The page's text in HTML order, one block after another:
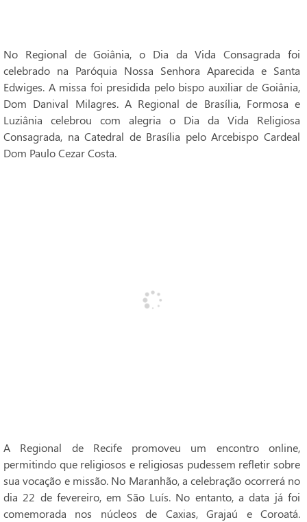
No Regional de Goiânia, o Dia da Vida Consagrada foi
celebrado na Paróquia Nossa Senhora Aparecida e Santa
Edwiges. A missa foi presidida pelo bispo auxiliar de Goiânia,
Dom Danival Milagres. A Regional de Brasília, Formosa e
Luziânia celebrou com alegria o Dia da Vida Religiosa
Consagrada, na Catedral de Brasília pelo Arcebispo Cardeal
Dom Paulo Cezar Costa.
A Regional de Recife promoveu um encontro online,
permitindo que religiosos e religiosas pudessem refletir sobre
sua vocação e missão. No Maranhão, a celebração ocorrerá no
dia 22 de fevereiro, em São Luís. No entanto, a data já foi
comemorada nos núcleos de Caxias, Grajaú e Coroatá.